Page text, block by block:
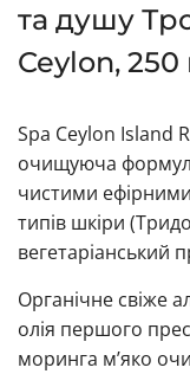
та душу
Ceylon, 250
Spa Ceylon Island
очищуюча
чистими
типів шкіри
вегетаріанський
Органічне свіже
олія першого
моринга м’яко